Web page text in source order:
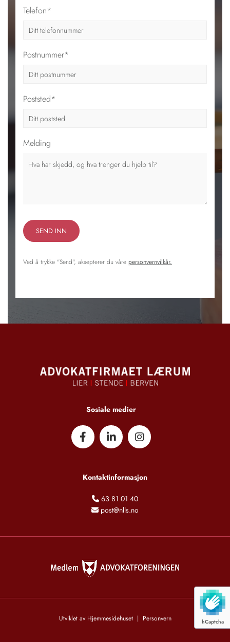
Telefon*
Postnummer*
Poststed*
Melding
hCaptcha
Ved å trykke "Send", aksepterer du våre personvernvilkår.
Sosiale medier
Kontaktinformasjon
 63 81 01 40
 post@nlls.no
Utviklet av Hjemmesidehuset| Personvern